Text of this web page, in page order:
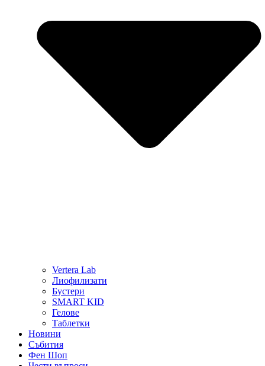
Vertera Lab
Лиофилизати
Бустери
SMART KID
Гелове
Таблетки
Новини
Събития
Фен Шоп